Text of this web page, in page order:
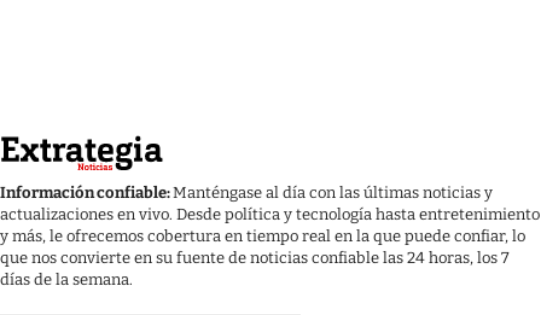
Información confiable:Manténgase al día con las últimas noticias y
actualizaciones en vivo. Desde política y tecnología hasta entretenimiento
y más, le ofrecemos cobertura en tiempo real en la que puede confiar, lo
que nos convierte en su fuente de noticias confiable las 24 horas, los 7
días de la semana.